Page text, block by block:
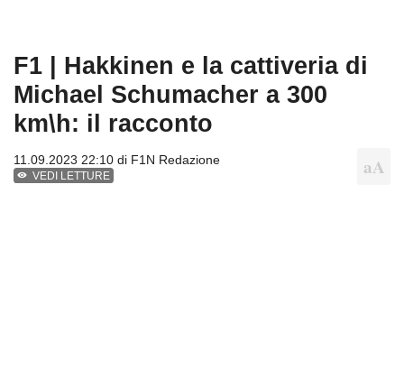
F1 | Hakkinen e la cattiveria di
Michael Schumacher a 300
km\h: il racconto
11.09.2023 22:10 di F1N Redazione
VEDI LETTURE